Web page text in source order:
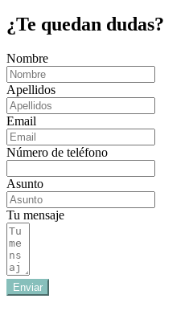
¿Te quedan dudas?
Nombre
Apellidos
Email
Número de teléfono
Asunto
Tu mensaje
Enviar